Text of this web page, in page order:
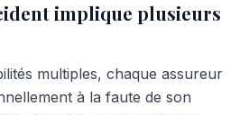
implique plusieurs
multiples, chaque assureur
à la faute de son